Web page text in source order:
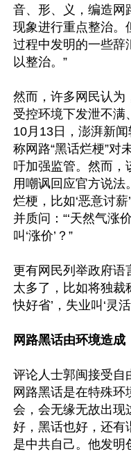
音、形、义，编造网
现象进行重点整治。
过程中发明的一些辞
以整治。”
然而，许多网民认为
受控环境下发泄不满
10月13日，澎湃新
称网路“黑话烂梗”对
吁加强监管。然而，
用嘲讽回应官方说法
烂梗，比如‘恶意讨薪
并质问：“‘天然气涨
叫‘涨价’？”
更有网民列举政府语
太多了，比如将独裁
快好省’，失业叫‘灵
网路黑话由环境造成
评论人士郭闽接受自
网路黑话是在特殊环
会，会无缘无故出现
好，黑话也好，还有
是中共自己。他发明